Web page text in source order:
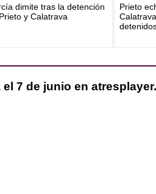
dimite tras la detención
y Calatrava
Prieto
7 de junio en atresplayer.